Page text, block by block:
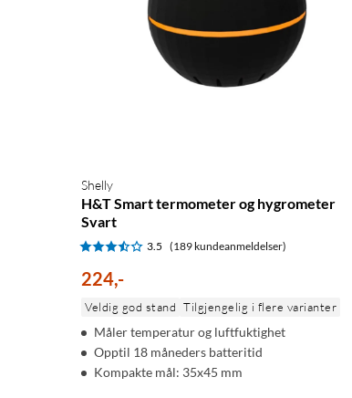
Shelly
H&T Smart termometer og hygrometer
Svart
3.5 (189 kundeanmeldelser)
224,-
Veldig god stand Tilgjengelig i flere varianter
Måler temperatur og luftfuktighet
Opptil 18 måneders batteritid
Kompakte mål: 35x45 mm